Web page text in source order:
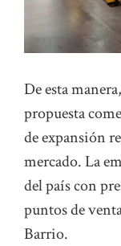
De esta
propuesta
de expansión
mercado. La
del país con
puntos de
Barrio.